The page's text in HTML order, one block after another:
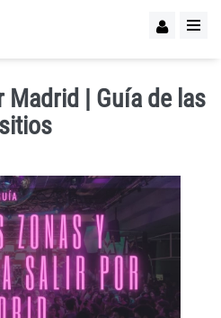
Madrid | Guía de las